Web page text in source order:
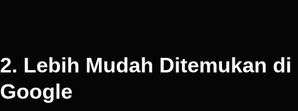
2. Lebih Mudah Ditemukan di
Google